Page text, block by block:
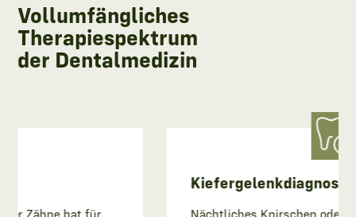
Vollumfängliches
Therapiespektrum
der Dentalmedizin
Kiefergelenkdiagnostik -